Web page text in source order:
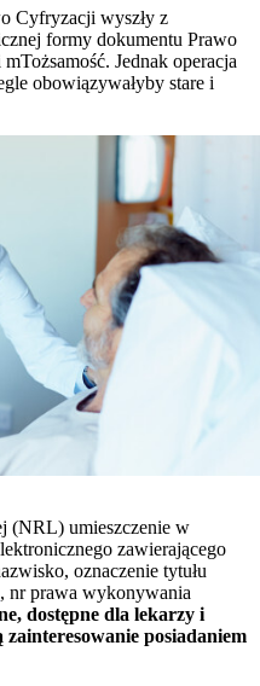
Cyfryzacji wyszły z
formy dokumentu Prawo
Jednak operacja
obowiązywałyby stare i
(NRL) umieszczenie w
zawierającego
oznaczenie tytułu
, nr prawa wykonywania
dostępne dla lekarzy i
posiadaniem